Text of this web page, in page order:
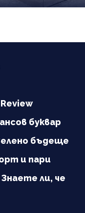
Review
буквар
бъдеще
и пари
Знаете ли, че